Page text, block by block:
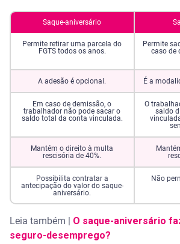
É possível desistir do saque-
Quem não sacar o valor do saque-
o dinheiro
O saque-aniversário impacta no
desemprego ou em outros direitos
Como consultar o valor do saque-
Qual o valor do saque-aniversário
É ruim ficar antecipando o FGTS?
Saque-aniversário
Permite retirar uma parcela do
FGTS todos os anos.
Permite
caso de
A adesão é opcional. É a
Em caso de demissão, o
trabalhador não pode sacar o
saldo total da conta vinculada.
O
saldo
Mantém o direito à multa
rescisória de 40%.
Possibilita contratar a
antecipação do valor do saque-
aniversário.
Não
Leia também | O saque-aniversário
seguro-desemprego?